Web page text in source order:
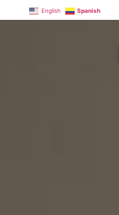
English Spanish